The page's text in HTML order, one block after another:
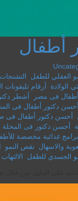
أطفال
العقلي للطفل
الولادة أرقام تليفونات
فى مصر أشطر
أحسن دكتور أطفال فى
أحسن دكتور أطفال فى
أحسن دكتور فى المحلة
برامج غذائية مخصصة
والاسهال نقص النمو
الجسدي للطفل